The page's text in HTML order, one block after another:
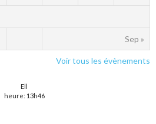
Sep »
Voir tous les évènements
Ell
heure: 13h46